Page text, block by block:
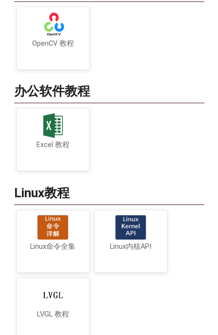
OpenCV 教程
办公软件教程
Excel 教程
Linux教程
Linux命令全集 Linux内核API
LVGL 教程